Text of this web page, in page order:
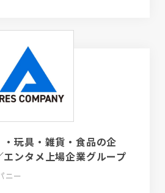
玩具・雑貨・食品の企
ンタメ上場企業グループ
ニー